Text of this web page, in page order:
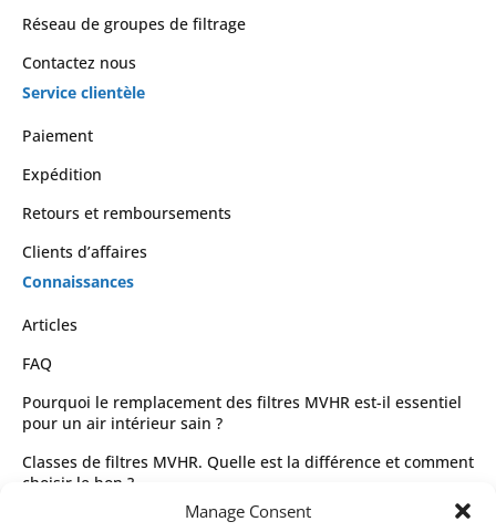
Manage Consent
Réseau de groupes de filtrage
Contactez nous
Service clientèle
Paiement
Expédition
Retours et remboursements
Clients d’affaires
Connaissances
Articles
FAQ
Pourquoi le remplacement des filtres MVHR est-il essentiel
pour un air intérieur sain ?
Classes de filtres MVHR. Quelle est la différence et comment
choisir le bon ?
Guide complet des types de filtres MVHR et de leur sélection